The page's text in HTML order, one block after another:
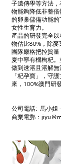
子遺傳學等方法
物能夠降低非整
的卵巢儲備功能
女性生育力。
產品的研發完全
物估比80%，除麥
團隊嚴格把控質
夏中寧有機枸杞
做到速溶且溶解無
「杞孕寶」，守
來，100%澳門研
公司電話: 馬小姐
商業電郵：